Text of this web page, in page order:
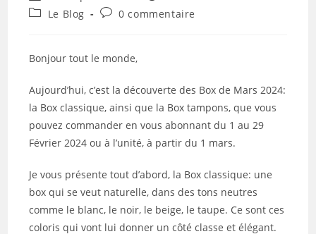
de
la
publiée :
PostLe Blog
Commentaires
publication :
0 commentaire
Bonjour tout le monde,
Aujourd’hui, c’est la découverte des Box de Mars 2024:
la Box classique, ainsi que la Box tampons, que vous
pouvez commander en vous abonnant du 1 au 29
Février 2024 ou à l’unité, à partir du 1 mars.
Je vous présente tout d’abord, la Box classique: une
box qui se veut naturelle, dans des tons neutres
comme le blanc, le noir, le beige, le taupe. Ce sont ces
coloris qui vont lui donner un côté classe et élégant.